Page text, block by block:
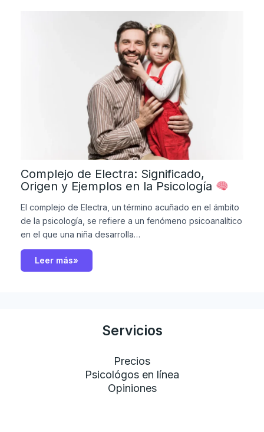
Complejo de Electra: Significado,
Origen y Ejemplos en la Psicología
El complejo de Electra, un término acuñado en el ámbito
de la psicología, se refiere a un fenómeno psicoanalítico
en el que una niña desarrolla…
Leer más»
Servicios
Precios
Psicológos en línea
Opiniones